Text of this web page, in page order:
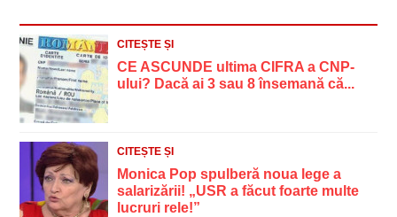
CITEȘTE ȘI
CE ASCUNDE ultima CIFRA a CNP-
ului? Dacă ai 3 sau 8 însemană că...
CITEȘTE ȘI
Monica Pop spulberă noua lege a
salarizării! „USR a făcut foarte multe
lucruri rele!”